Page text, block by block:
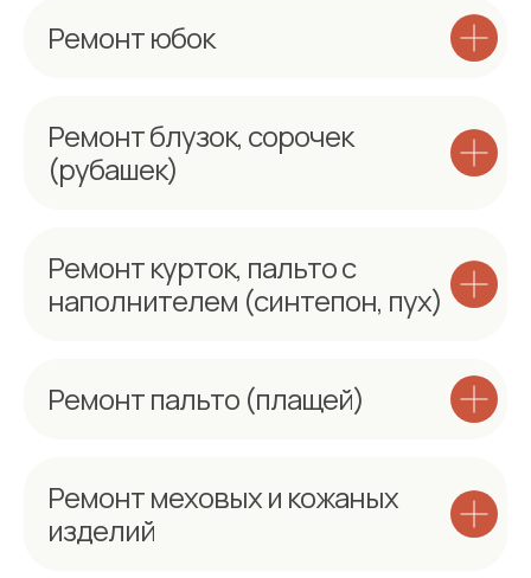
Ремонт юбок
Ремонт блузок, сорочек
(рубашек)
Ремонт курток, пальто с
наполнителем (синтепон, пух)
Ремонт пальто (плащей)
Ремонт меховых и кожаных
изделий